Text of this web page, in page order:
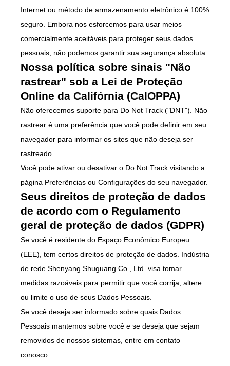
Internet ou método de armazenamento eletrônico é 100%
seguro. Embora nos esforcemos para usar meios
comercialmente aceitáveis para proteger seus dados
pessoais, não podemos garantir sua segurança absoluta.
Nossa política sobre sinais "Não
rastrear" sob a Lei de Proteção
Online da Califórnia (CalOPPA)
Não oferecemos suporte para Do Not Track ("DNT"). Não
rastrear é uma preferência que você pode definir em seu
navegador para informar os sites que não deseja ser
rastreado.
Você pode ativar ou desativar o Do Not Track visitando a
página Preferências ou Configurações do seu navegador.
Seus direitos de proteção de dados
de acordo com o Regulamento
geral de proteção de dados (GDPR)
Se você é residente do Espaço Econômico Europeu
(EEE), tem certos direitos de proteção de dados. Indústria
de rede Shenyang Shuguang Co., Ltd. visa tomar
medidas razoáveis para permitir que você corrija, altere
ou limite o uso de seus Dados Pessoais.
Se você deseja ser informado sobre quais Dados
Pessoais mantemos sobre você e se deseja que sejam
removidos de nossos sistemas, entre em contato
conosco.